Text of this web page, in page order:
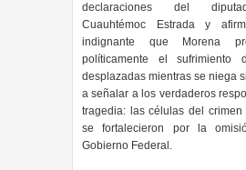
declaraciones del
Cuauhtémoc Estrada y
indignante que Morena
políticamente el sufrimiento
desplazadas mientras se niega
a señalar a los verdaderos
tragedia: las células del crimen
se fortalecieron por la
Gobierno Federal.